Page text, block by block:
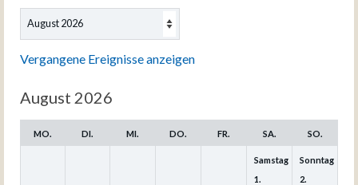
Auswahl
Monats
Vergangene Ereignisse anzeigen
August 2026
MO. DI. MI. DO. FR. SA. SO.
Samstag
1.
Sonntag
2.